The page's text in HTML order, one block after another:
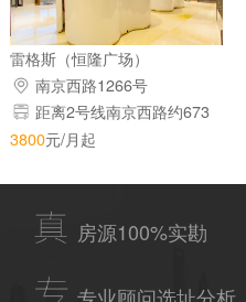
雷格斯（恒隆广场）
南京西路1266号
距离2号线南京西路约673
米
3800元/月起
房源100%实勘